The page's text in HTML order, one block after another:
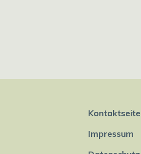
Kontaktseite
Impressum